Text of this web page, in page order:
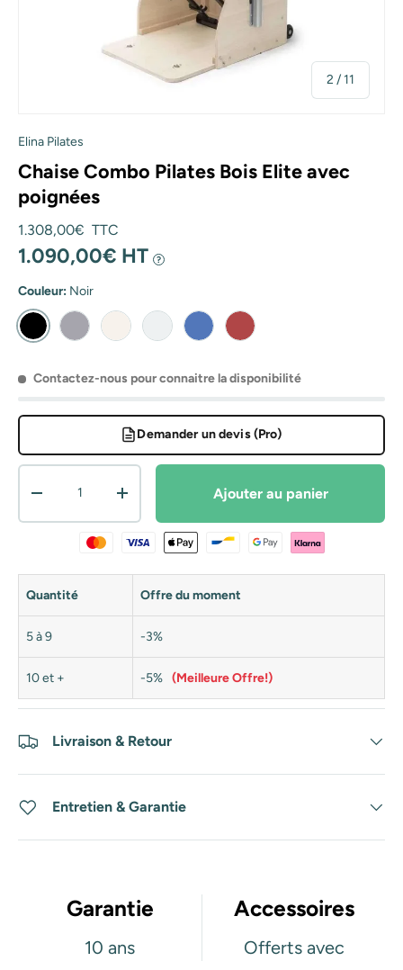
2 / de
11
Elina Pilates
Chaise Combo Pilates Bois Elite avec
poignées
Prix habituel
1.308,00€ TTC
1.090,00€ HT ?
Couleur: Noir
Noir Gris Ivoire IcebergBleu Rouge
Contactez-nous pour connaitre la disponibilité
Demander un devis (Pro)
Diminuer la quantitéAugmenter la quantitéAjouter au panier
Quantité Offre du moment
5 à 9 -3%
10 et + -5% (Meilleure Offre!)
Livraison & Retour
Entretien & Garantie
Garantie
10 ans
Accessoires
Offerts avec